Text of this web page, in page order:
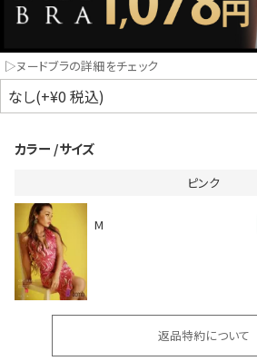
同一商品まとめ買いキャンペーン
▷ヌードブラの詳細をチェック
カラー サイズ
ピンク
M
返品特約について